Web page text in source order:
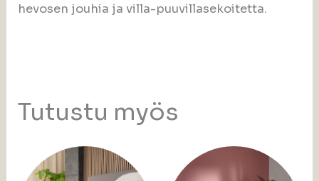
hevosen jouhia ja villa-puuvillasekoitetta.
Tutustu myös